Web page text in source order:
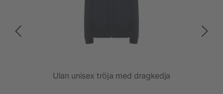
Ulan unisex tröja med dragkedja